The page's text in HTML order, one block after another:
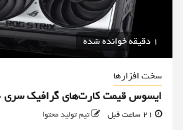
1 دقیقه خوانده شده
سخت افزارها
ایسوس قیمت کارت‌های گرافیک سری RTX 50 را افزایش داد
تیم تولید محتوا